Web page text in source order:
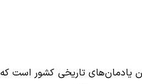
و از نخستین یادمان‌های تاریخی کشور است